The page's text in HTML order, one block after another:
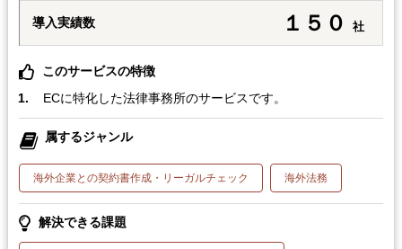
導入実績数 １５０ 社
このサービスの特徴
ECに特化した法律事務所のサービスです。
属するジャンル
海外企業との契約書作成・リーガルチェック 海外法務
解決できる課題